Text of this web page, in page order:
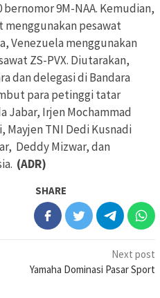
9M-NAA. Kemudian,
menggunakan pesawat
Venezuela menggunakan
ZS-PVX. Diutarakan,
dan delegasi di Bandara
para petinggi tatar
Jabar, Irjen Mochammad
Mayjen TNI Dedi Kusnadi
Deddy Mizwar, dan
(ADR)
SHARE
Next post
Yamaha Dominasi Pasar Sport